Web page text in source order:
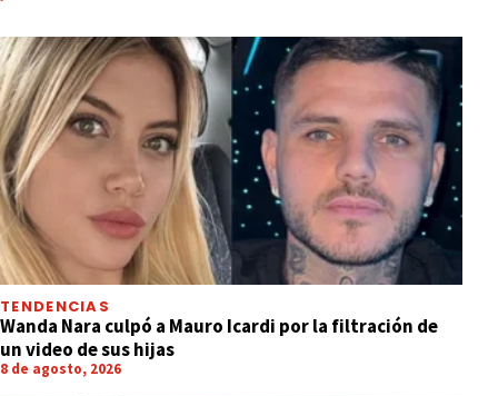
TENDENCIAS
Wanda Nara culpó a Mauro Icardi por la filtración de
un video de sus hijas
8 de agosto, 2026